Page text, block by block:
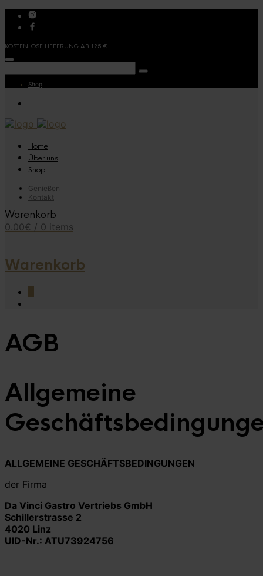
KOSTENLOSE LIEFERUNG AB 125 €
Shop
Home
Über uns
Shop
Genießen
Kontakt
Warenkorb
0.00€ / 0 items
Warenkorb
AGB
Allgemeine
ALLGEMEINE GESCHÄFTSBEDINGUNGEN
der Firma
Da Vinci Gastro Vertriebs GmbH
Schillerstrasse 2
4020 Linz
UID-Nr.: ATU73924756